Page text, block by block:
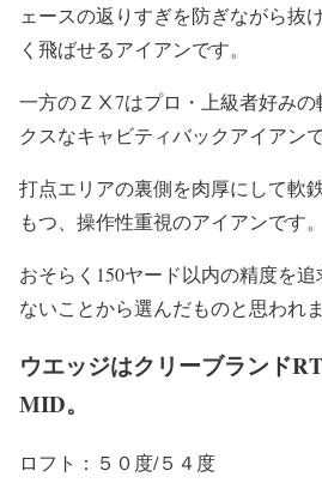
ェースの返りすぎを防ぎながら抜
く飛ばせるアイアンです。
一方のＺⅩ7はプロ・上級者好みの
クスなキャビティバックアイアンで
打点エリアの裏側を肉厚にして軟
もつ、操作性重視のアイアンです。
おそらく150ヤード以内の精度を
ないことから選んだものと思われま
ウエッジはクリーブランド
MID。
ロフト：５０度/５４度